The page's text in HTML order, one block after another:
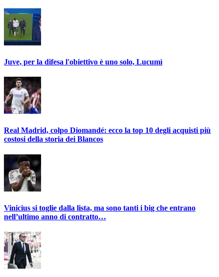
Juve, per la difesa l'obiettivo è uno solo, Lucumì
Real Madrid, colpo Diomandé: ecco la top 10 degli acquisti più
costosi della storia dei Blancos
Vinicius si toglie dalla lista, ma sono tanti i big che entrano
nell’ultimo anno di contratto…